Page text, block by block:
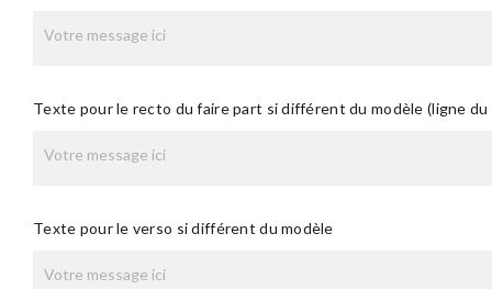
Texte pour le recto du faire part si différent du modèle (ligne du
Texte pour le verso si différent du modèle